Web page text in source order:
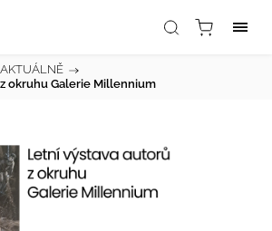
AKTUÁLNĚ /
okruhu Galerie Millennium